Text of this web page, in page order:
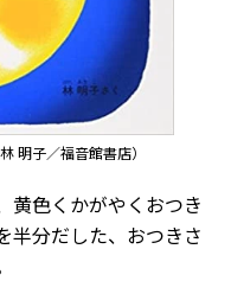
明子／福音館書店）
黄色くかがやくおつき
半分だした、おつきさ